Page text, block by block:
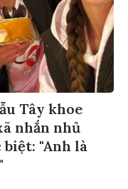
Tây khoe
nhắn nhủ
"Anh là